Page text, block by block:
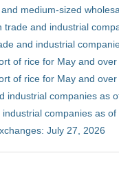
medium-sized
trade and industrial
and industrial
of rice for May and
of rice for May and
industrial companies as
companies as
July 27, 2026